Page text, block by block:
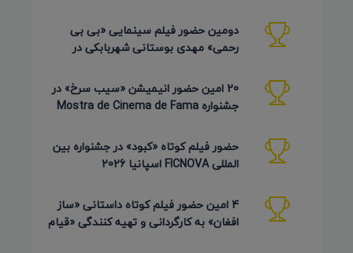
دومین حضور فیلم سینمایی «بی بی
رحمی» مهدی بوستانی شهربابکی در
20 امین حضور انیمیشن «سیب سرخ» در
جشنواره Mostra de Cinema de Fama
حضور فیلم کوتاه «کبود» در جشنواره بین
المللی FICNOVA اسپانیا 2026
4 امین حضور فیلم کوتاه داستانی «ساز
افغان» به کارگردانی و تهیه کنندگی «قیام